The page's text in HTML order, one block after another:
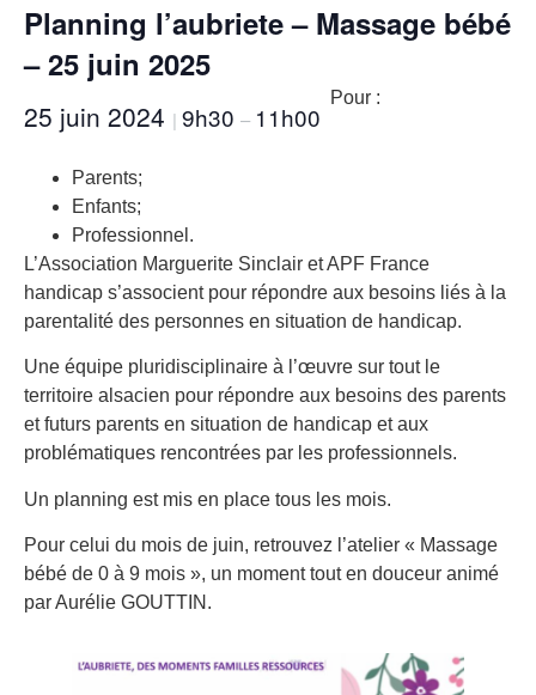
Planning l’aubriete – Massage bébé
– 25 juin 2025
25 juin 2024 | 9h30 – 11h00
Pour :
Parents;
Enfants;
Professionnel.
L’Association Marguerite Sinclair et APF France
handicap s’associent pour répondre aux besoins liés à la
parentalité des personnes en situation de handicap.
Une équipe pluridisciplinaire à l’œuvre sur tout le
territoire alsacien pour répondre aux besoins des parents
et futurs parents en situation de handicap et aux
problématiques rencontrées par les professionnels.
Un planning est mis en place tous les mois.
Pour celui du mois de juin, retrouvez l’atelier « Massage
bébé de 0 à 9 mois », un moment tout en douceur animé
par Aurélie GOUTTIN.